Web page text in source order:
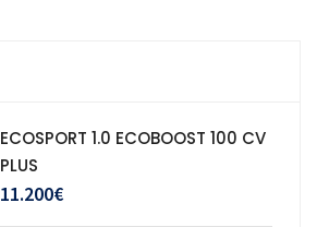
ECOSPORT 1.0 ECOBOOST 100 CV
PLUS
11.200€